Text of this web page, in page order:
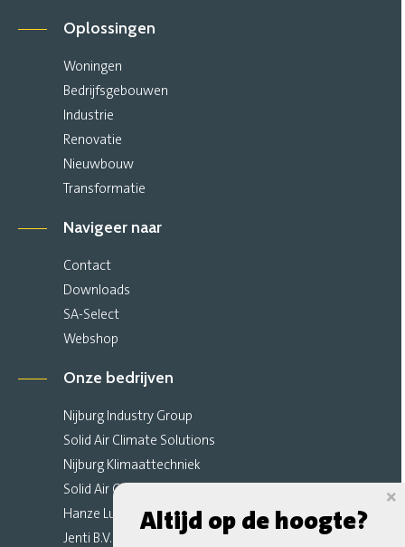
Oplossingen
Woningen
Bedrijfsgebouwen
Industrie
Renovatie
Nieuwbouw
Transformatie
Navigeer naar
Contact
Downloads
SA-Select
Webshop
Onze bedrijven
Nijburg Industry Group
Solid Air Climate Solutions
Nijburg Klimaattechniek
Solid Air Climate Ceilings
Hanze Luchttechniek
Jenti B.V.
Altijd op de hoogte?